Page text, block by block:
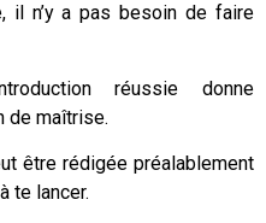
il n’y a pas besoin de faire
réussie donne
de maîtrise.
être rédigée préalablement
te lancer.